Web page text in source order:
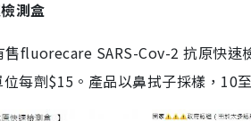
測盒
fluorecare SARS-Cov-2 抗原快
每劑$15。產品以鼻拭子採樣，10